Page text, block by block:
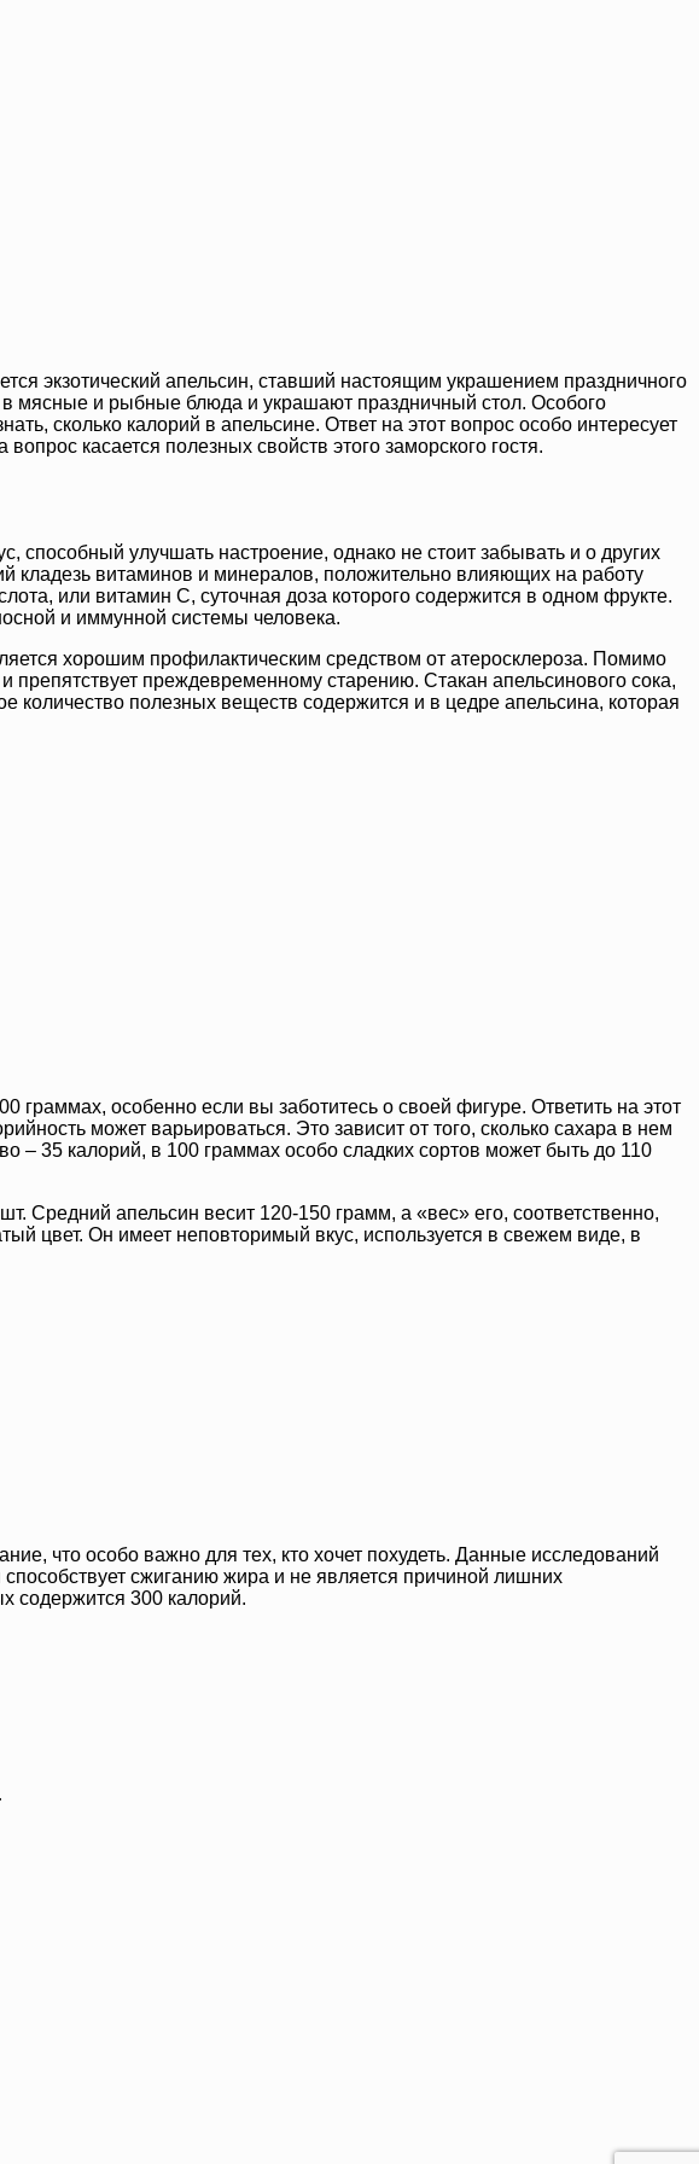
экзотический апельсин, ставший настоящим украшением праздничного
в мясные и рыбные блюда и украшают праздничный стол. Особого
сколько калорий в апельсине. Ответ на этот вопрос особо интересует
касается полезных свойств этого заморского гостя.
способный улучшать настроение, однако не стоит забывать и о других
кладезь витаминов и минералов, положительно влияющих на работу
или витамин C, суточная доза которого содержится в одном фрукте.
и иммунной системы человека.
хорошим профилактическим средством от атеросклероза. Помимо
преждевременному старению. Стакан апельсинового сока,
количество полезных веществ содержится и в цедре апельсина, которая
граммах, особенно если вы заботитесь о своей фигуре. Ответить на этот
может варьироваться. Это зависит от того, сколько сахара в нем
– 35 калорий, в 100 граммах особо сладких сортов может быть до 110
Средний апельсин весит 120-150 грамм, а «вес» его, соответственно,
цвет. Он имеет неповторимый вкус, используется в свежем виде, в
что особо важно для тех, кто хочет похудеть. Данные исследований
сжиганию жира и не является причиной лишних
содержится 300 калорий.